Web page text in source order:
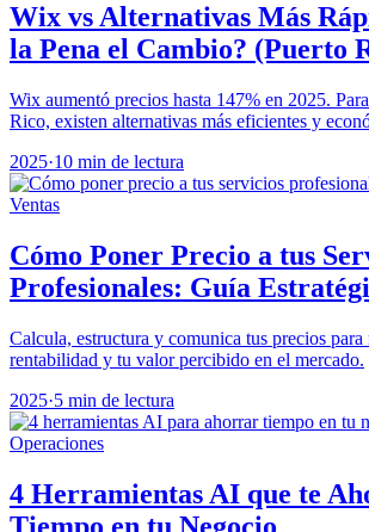
Wix vs Alternativas Más
la Pena el Cambio? (Puerto
Wix aumentó precios hasta 147% en 2025.
Rico, existen alternativas más eficientes y
2025·10 min de lectura
Ventas
Cómo Poner Precio a tus
Profesionales: Guía
Calcula, estructura y comunica tus precios
rentabilidad y tu valor percibido en el mercado.
2025·5 min de lectura
Operaciones
4 Herramientas AI que te
Tiempo en tu Negocio